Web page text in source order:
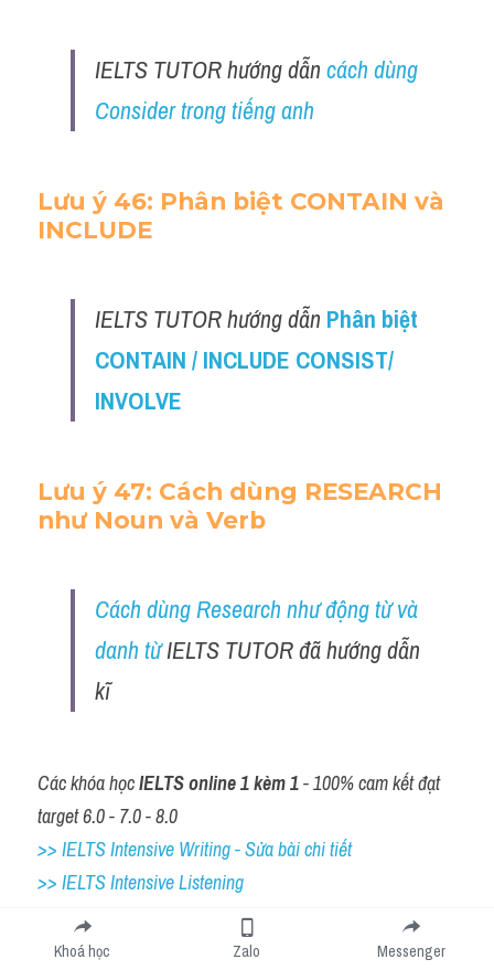
IELTS TUTOR hướng dẫn cách dùng
Consider trong tiếng anh
Lưu ý 46: Phân biệt CONTAIN và
INCLUDE
IELTS TUTOR hướng dẫn Phân biệt
CONTAIN / INCLUDE CONSIST/
INVOLVE
Lưu ý 47: Cách dùng RESEARCH
như Noun và Verb
Cách dùng Research như động từ và
danh từ IELTS TUTOR đã hướng dẫn
kĩ
Các khóa học IELTS online 1 kèm 1 - 100% cam kết đạt
target 6.0 - 7.0 - 8.0
>> IELTS Intensive Writing - Sửa bài chi tiết
>> IELTS Intensive Listening
>> IELTS Intensive Reading
>> IELTS Cấp tốc
Khoá học Zalo Messenger